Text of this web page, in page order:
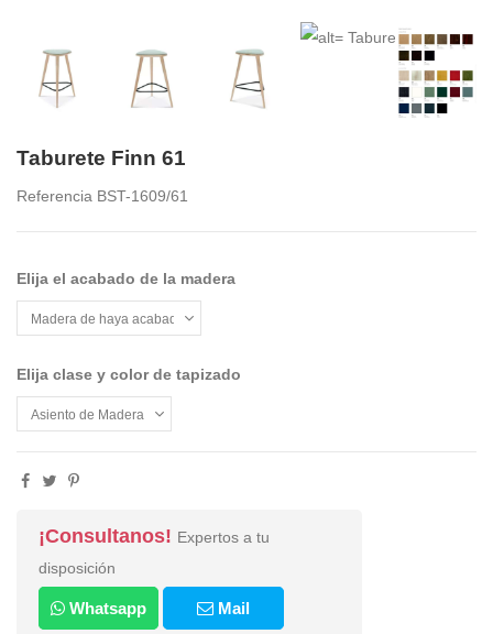
Taburete Finn 61
Referencia BST-1609/61
Elija el acabado de la madera
Elija clase y color de tapizado
¡Consultanos! Expertos a tu
disposición
Whatsapp Mail